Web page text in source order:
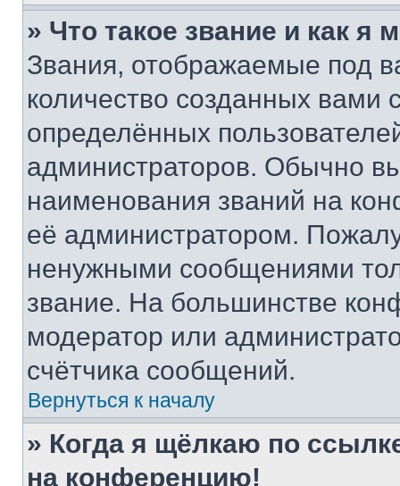
» Что такое звание и как я
Звания, отображаемые под
количество созданных
определённых
администраторов. Обычно
наименования званий на
её администратором.
ненужными сообщениями
звание. На большинстве
модератор или
счётчика сообщений.
Вернуться к началу
» Когда я щёлкаю по
на конференцию!